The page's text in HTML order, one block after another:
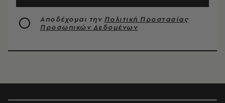
Αποδέχομαι την Πολιτική Προστασίας
Προσωπικών Δεδομένων